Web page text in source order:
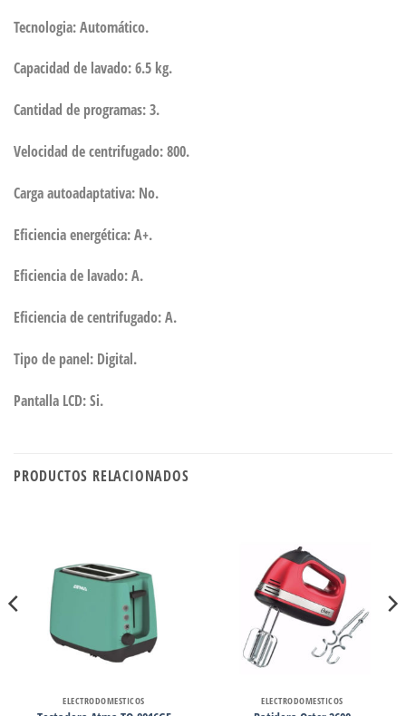
Tecnologia: Automático.
Capacidad de lavado: 6.5 kg.
Cantidad de programas: 3.
Velocidad de centrifugado: 800.
Carga autoadaptativa: No.
Eficiencia energética: A+.
Eficiencia de lavado: A.
Eficiencia de centrifugado: A.
Tipo de panel: Digital.
Pantalla LCD: Si.
PRODUCTOS RELACIONADOS
ELECTRODOMESTICOS ELECTRODOMESTICOS